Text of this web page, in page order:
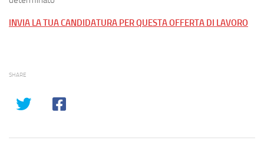
INVIA LA TUA CANDIDATURA PER QUESTA OFFERTA DI LAVORO
SHARE